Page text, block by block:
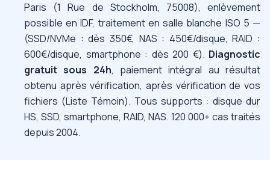
Paris (1 Rue de Stockholm, 75008), enlèvement
possible en IDF, traitement en salle blanche ISO 5 —
(SSD/NVMe : dès 350€, NAS : 450€/disque, RAID :
600€/disque, smartphone : dès 200 €). Diagnostic
gratuit sous 24h, paiement intégral au résultat
obtenu après vérification, après vérification de vos
fichiers (Liste Témoin). Tous supports : disque dur
HS, SSD, smartphone, RAID, NAS. 120 000+ cas traités
depuis 2004.